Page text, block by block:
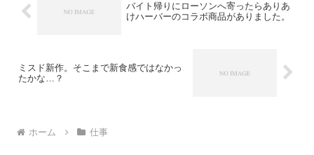
バイト帰りにローソンへ寄ったらありあ
けハーバーのコラボ商品がありました。
ミスド新作。そこまで新食感ではなかっ
たかな…？
ホーム 仕事